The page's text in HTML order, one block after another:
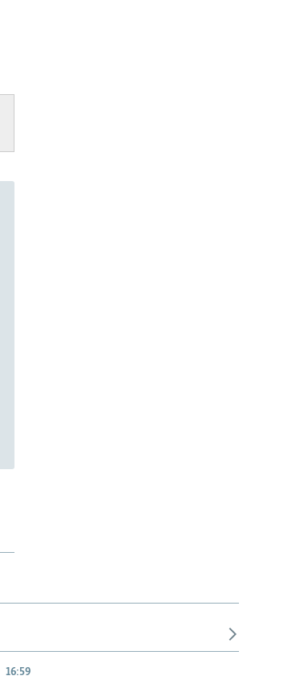
16:59